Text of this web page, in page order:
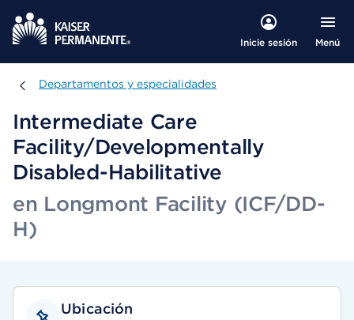
Inicie sesión Menú
Departamentos y especialidades
Departamentos y especialidades
Intermediate Care
Facility/Developmentally
Disabled-Habilitative
en Longmont Facility (ICF/DD-
H)
Ubicación